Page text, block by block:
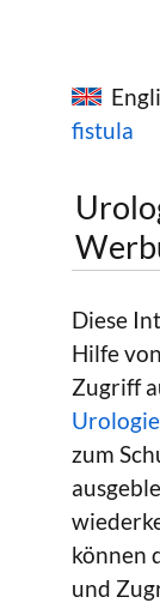
fistula
Diese
Hilfe
Zugriff
zum
können
und